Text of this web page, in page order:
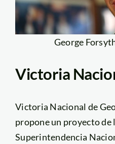
George
Victoria
Victoria Nacional de
propone un proyecto de
Superintendencia